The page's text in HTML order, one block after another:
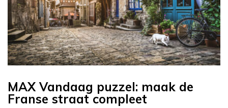
MAX Vandaag puzzel: maak de
Franse straat compleet